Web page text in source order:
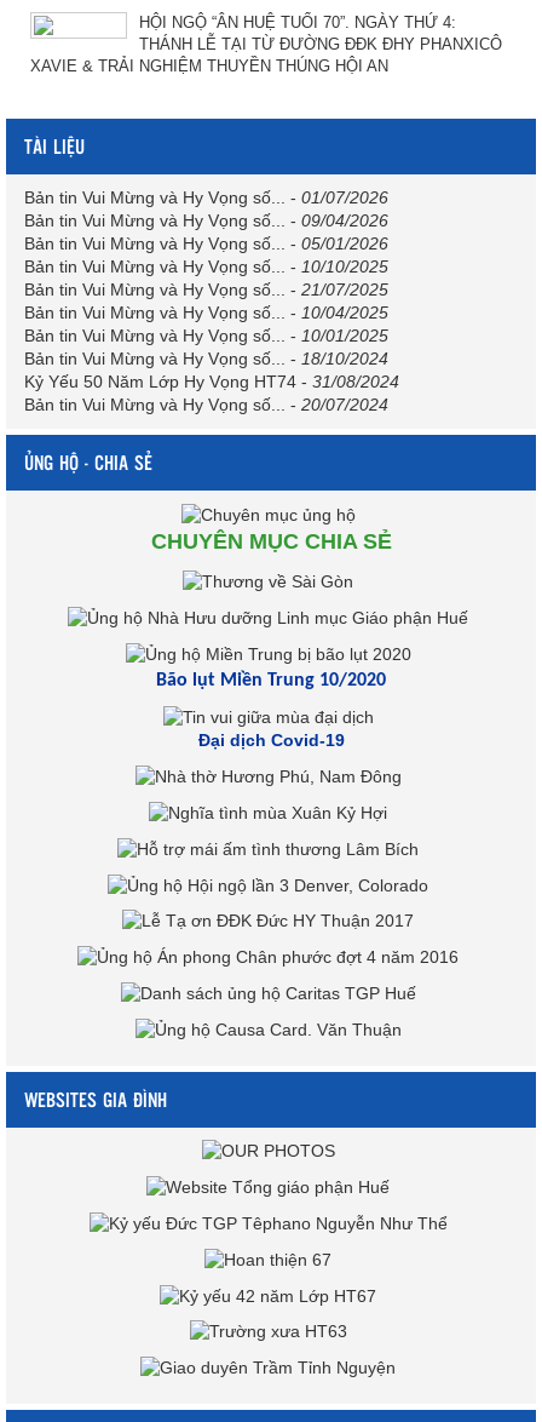
HỘI NGỘ “ÂN HUỆ TUỔI 70”. NGÀY THỨ 4:
THÁNH LỄ TẠI TỪ ĐƯỜNG ĐĐK ĐHY PHANXICÔ
XAVIE & TRẢI NGHIỆM THUYỀN THÚNG HỘI AN
TÀI LIỆU
Bản tin Vui Mừng và Hy Vọng số... - 01/07/2026
Bản tin Vui Mừng và Hy Vọng số... - 09/04/2026
Bản tin Vui Mừng và Hy Vọng số... - 05/01/2026
Bản tin Vui Mừng và Hy Vọng số... - 10/10/2025
Bản tin Vui Mừng và Hy Vọng số... - 21/07/2025
Bản tin Vui Mừng và Hy Vọng số... - 10/04/2025
Bản tin Vui Mừng và Hy Vọng số... - 10/01/2025
Bản tin Vui Mừng và Hy Vọng số... - 18/10/2024
Kỷ Yếu 50 Năm Lớp Hy Vọng HT74 - 31/08/2024
Bản tin Vui Mừng và Hy Vọng số... - 20/07/2024
ỦNG HỘ - CHIA SẺ
CHUYÊN MỤC CHIA SẺ
Bão lụt Miền Trung 10/2020
Đại dịch Covid-19
WEBSITES GIA ĐÌNH